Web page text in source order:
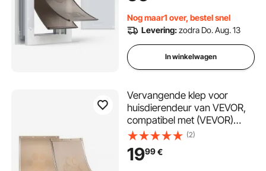
20,96 x 31,12 cm (breedte x
hoogte)
Nog maar1 over, bestel snel
Levering:zodra Do. Aug. 13
In winkelwagen
Vervangende klep voor
huisdierendeur van VEVOR,
compatibel met (VEVOR)
huisdierendeuren, 209,6 x
311,2 mm, duurzamer,
weerbestendig, dikker PVC
(2)
1999€